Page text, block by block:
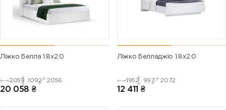
Ліжко Белла 1.8х2.0
2059 1092 2056
20 058 ₴
Ліжко Белладжіо 1.8х2.0
1952 997 2072
12 411 ₴